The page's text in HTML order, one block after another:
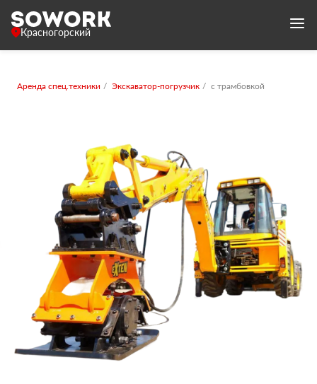
Красногорский
Аренда спец.техники Экскаватор-погрузчик с трамбовкой